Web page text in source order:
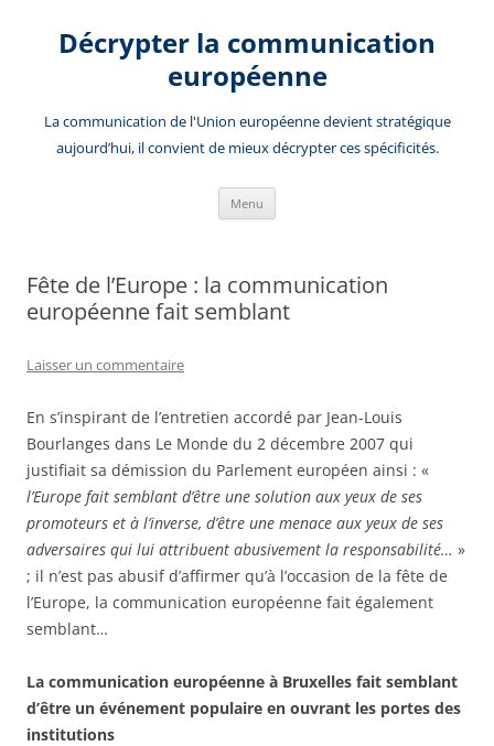
contenuDécrypter la communication
européenne
La communication de l'Union européenne devient stratégique
aujourd’hui, il convient de mieux décrypter ces spécificités.
Menu
Fête de l’Europe : la communication
européenne fait semblant
Laisser un commentaire
En s’inspirant de l’entretien accordé par Jean-Louis
Bourlanges dans Le Monde du 2 décembre 2007 qui
justifiait sa démission du Parlement européen ainsi : «
l’Europe fait semblant d’être une solution aux yeux de ses
promoteurs et à l’inverse, d’être une menace aux yeux de ses
adversaires qui lui attribuent abusivement la responsabilité… »
; il n’est pas abusif d’affirmer qu’à l’occasion de la fête de
l’Europe, la communication européenne fait également
semblant…
La communication européenne à Bruxelles fait semblant
d’être un événement populaire en ouvrant les portes des
institutions